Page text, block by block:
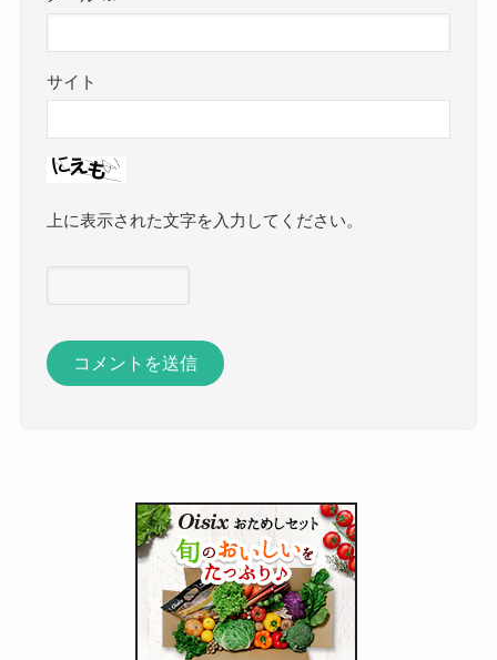
サイト
上に表示された文字を入力してください。